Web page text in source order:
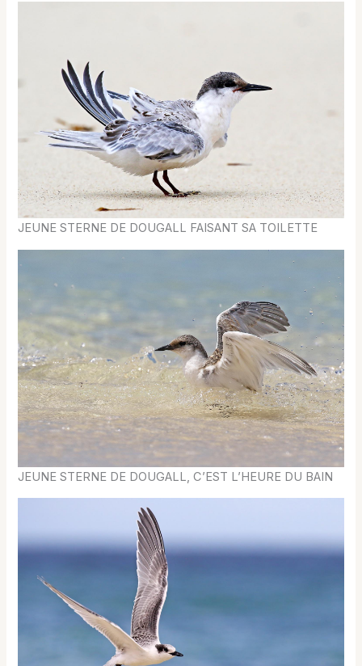
JEUNE STERNE DE DOUGALL FAISANT SA TOILETTE
JEUNE STERNE DE DOUGALL, C’EST L’HEURE DU BAIN